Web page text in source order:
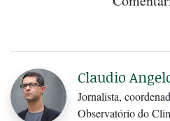
Claudio
Jornalista,
Observatório do